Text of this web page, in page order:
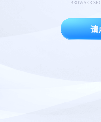
BROWSER
请